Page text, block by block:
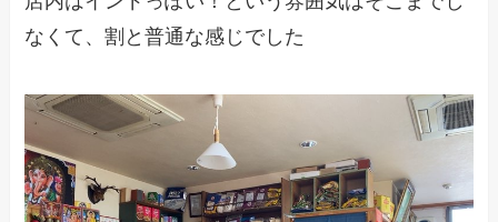
なくて、割と普通な感じでした